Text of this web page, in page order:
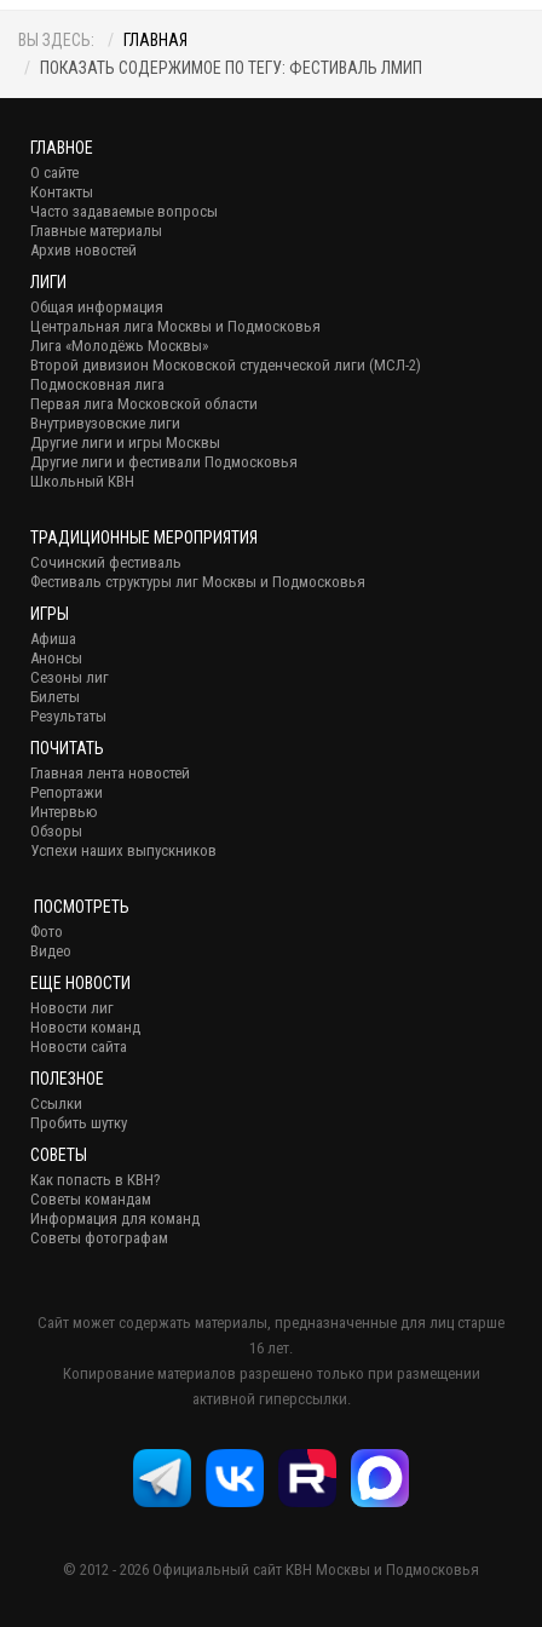
ВЫ ЗДЕСЬ:
ГЛАВНАЯ
ПОКАЗАТЬ СОДЕРЖИМОЕ ПО ТЕГУ: ФЕСТИВАЛЬ ЛМИП
ГЛАВНОЕ
О сайте
Контакты
Часто задаваемые вопросы
Главные материалы
Архив новостей
ЛИГИ
Общая информация
Центральная лига Москвы и Подмосковья
Лига «Молодёжь Москвы»
Второй дивизион Московской студенческой лиги (МСЛ-2)
Подмосковная лига
Первая лига Московской области
Внутривузовские лиги
Другие лиги и игры Москвы
Другие лиги и фестивали Подмосковья
Школьный КВН
ТРАДИЦИОННЫЕ МЕРОПРИЯТИЯ
Сочинский фестиваль
Фестиваль структуры лиг Москвы и Подмосковья
ИГРЫ
Афиша
Анонсы
Сезоны лиг
Билеты
Результаты
ПОЧИТАТЬ
Главная лента новостей
Репортажи
Интервью
Обзоры
Успехи наших выпускников
ПОСМОТРЕТЬ
Фото
Видео
ЕЩЕ НОВОСТИ
Новости лиг
Новости команд
Новости сайта
ПОЛЕЗНОЕ
Ссылки
Пробить шутку
СОВЕТЫ
Как попасть в КВН?
Советы командам
Информация для команд
Советы фотографам
Сайт может содержать материалы, предназначенные для лиц старше
16 лет.
Копирование материалов разрешено только при размещении
активной гиперссылки.
© 2012 - 2026 Официальный сайт КВН Москвы и Подмосковья